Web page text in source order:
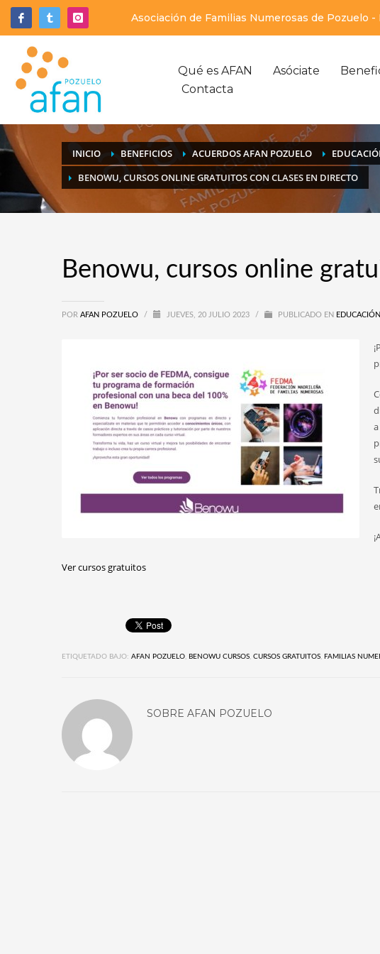
Asociación de Familias Numerosas de Pozuelo
Qué es AFAN Asóciate
Contacta
INICIO BENEFICIOS ACUERDOS AFAN POZUELO
BENOWU, CURSOS ONLINE GRATUITOS CON CLASES EN DIRECTO
Benowu, cursos online
POR AFAN POZUELO / JUEVES, 20 JULIO 2023 / PUBLICADO EN EDUCACIÓN
a
Ver cursos gratuitos
ETIQUETADO BAJO: AFAN POZUELO, BENOWU CURSOS, CURSOS GRATUITOS, FAMILIAS
SOBRE AFAN POZUELO